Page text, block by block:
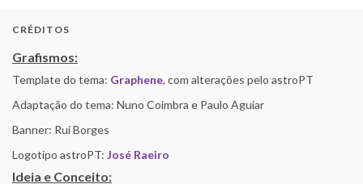
CRÉDITOS
Grafismos:
Template do tema: Graphene, com alterações pelo astroPT
Adaptação do tema: Nuno Coimbra e Paulo Aguiar
Banner: Rui Borges
Logotipo astroPT: José Raeiro
Ideia e Conceito: